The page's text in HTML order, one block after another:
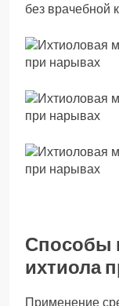
без врачебной
Способы
ихтиола
Применение